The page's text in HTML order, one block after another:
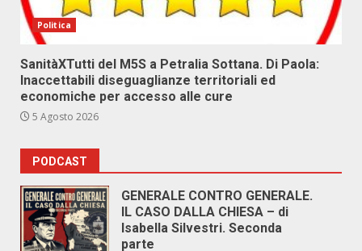
Politica
SanitàXTutti del M5S a Petralia Sottana. Di Paola:
Inaccettabili diseguaglianze territoriali ed
economiche per accesso alle cure
5 Agosto 2026
PODCAST
GENERALE CONTRO GENERALE.
IL CASO DALLA CHIESA – di
Isabella Silvestri. Seconda
parte